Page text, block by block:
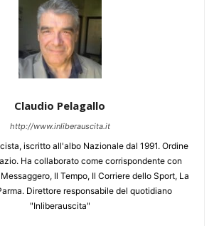
Claudio Pelagallo
http://www.inliberauscita.it
iscritto all'albo Nazionale dal 1991. Ordine
Ha collaborato come corrispondente con
Il Tempo, Il Corriere dello Sport, La
Direttore responsabile del quotidiano
"Inliberauscita"